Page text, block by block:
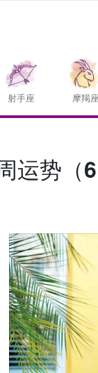
射手座 摩羯
运势（